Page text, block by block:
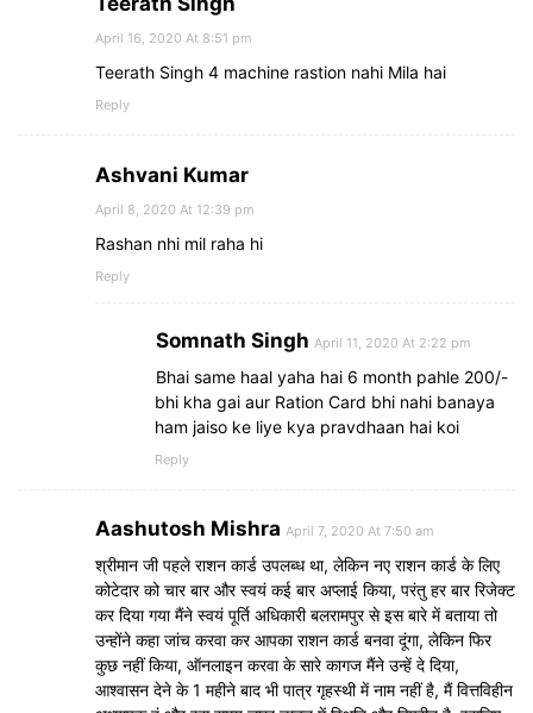
April 16, 2020 At 8:51 pm
Teerath Singh 4 machine rastion nahi Mila hai
Reply
Ashvani Kumar
April 8, 2020 At 12:39 pm
Rashan nhi mil raha hi
Reply
Somnath Singh April 11, 2020 At 2:22 pm
Bhai same haal yaha hai 6 month pahle 200/-
bhi kha gai aur Ration Card bhi nahi banaya
ham jaiso ke liye kya pravdhaan hai koi
Reply
Aashutosh Mishra April 7, 2020 At 7:50 am
श्रीमान जी पहले राशन कार्ड उपलब्ध था, लेकिन नए राशन कार्ड के लिए
कोटेदार को चार बार और स्वयं कई बार अप्लाई किया, परंतु हर बार रिजेक्ट
कर दिया गया मैंने स्वयं पूर्ति अधिकारी बलरामपुर से इस बारे में बताया तो
उन्होंने कहा जांच करवा कर आपका राशन कार्ड बनवा दूंगा, लेकिन फिर
कुछ नहीं किया, ऑनलाइन करवा के सारे कागज मैंने उन्हें दे दिया,
आश्वासन देने के 1 महीने बाद भी पात्र गृहस्थी में नाम नहीं है, मैं वित्तविहीन